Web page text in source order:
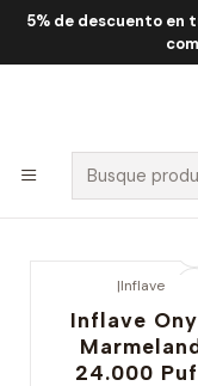
5% de descuento en
|Inflave
Inflave
24.000